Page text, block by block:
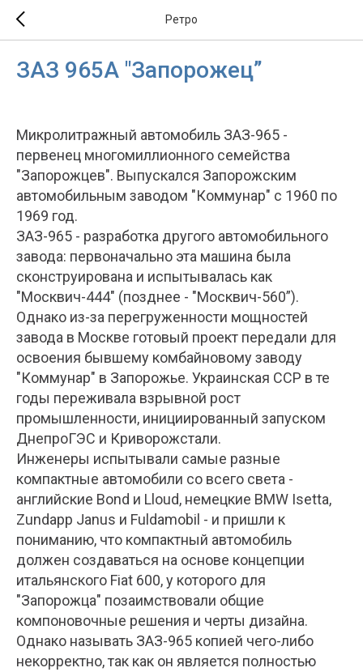
Ретро
ЗАЗ 965А "Запорожец”
Микролитражный автомобиль ЗАЗ-965 -
первенец многомиллионного семейства
"Запорожцев". Выпускался Запорожским
автомобильным заводом "Коммунар" с 1960 по
1969 год.
ЗАЗ-965 - разработка другого автомобильного
завода: первоначально эта машина была
сконструирована и испытывалась как
"Москвич-444" (позднее - "Москвич-560”).
Однако из-за перегруженности мощностей
завода в Москве готовый проект передали для
освоения бывшему комбайновому заводу
"Коммунар" в Запорожье. Украинская ССР в те
годы переживала взрывной рост
промышленности, инициированный запуском
ДнепроГЭС и Криворожстали.
Инженеры испытывали самые разные
компактные автомобили со всего света -
английские Bond и Lloud, немецкие BMW Isetta,
Zundapp Janus и Fuldamobil - и пришли к
пониманию, что компактный автомобиль
должен создаваться на основе концепции
итальянского Fiat 600, у которого для
"Запорожца" позаимствовали общие
компоновочные решения и черты дизайна.
Однако называть ЗАЗ-965 копией чего-либо
некорректно, так как он является полностью